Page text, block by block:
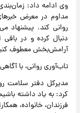
وی ادامه داد:
مداوم در معرض
روانی کند. پیشنهاد
دنبال کرده و در
آرامش‌بخش معطوف
تاب‌آوری روانی، با
مدیرکل دفتر سلامت
کرد: به یاد داشته
فرزندان، خانواده،